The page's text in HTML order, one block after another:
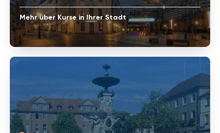
Mehr über Kurse in Ihrer Stadt